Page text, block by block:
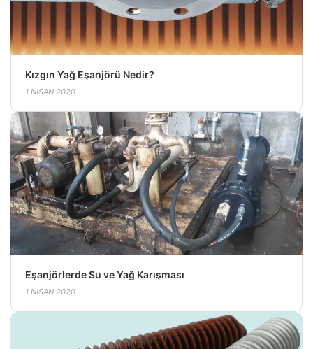
Kızgın Yağ Eşanjörü Nedir?
1 NISAN 2020
Eşanjörlerde Su ve Yağ Karışması
1 NISAN 2020